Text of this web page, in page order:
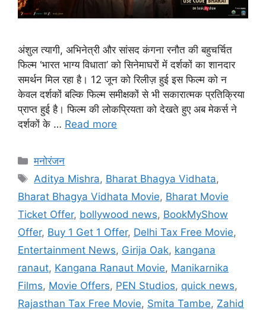
अंशुल त्यागी, अभिनेत्री और सांसद कंगना रनौत की बहुचर्चित
फिल्म ‘भारत भाग्य विधाता’ को सिनेमाघरों में दर्शकों का शानदार
समर्थन मिल रहा है। 12 जून को रिलीज़ हुई इस फिल्म को न
केवल दर्शकों बल्कि फिल्म समीक्षकों से भी सकारात्मक प्रतिक्रिया
प्राप्त हुई है। फिल्म की लोकप्रियता को देखते हुए अब मेकर्स ने
दर्शकों के … Read more
मनोरंजन
Aditya Mishra, Bharat Bhagya Vidhata,
Bharat Bhagya Vidhata Movie, Bharat Movie
Ticket Offer, bollywood news, BookMyShow
Offer, Buy 1 Get 1 Offer, Delhi Tax Free Movie,
Entertainment News, Girija Oak, kangana
ranaut, Kangana Ranaut Movie, Manikarnika
Films, Movie Offers, PEN Studios, quick news,
Rajasthan Tax Free Movie, Smita Tambe, Zahid